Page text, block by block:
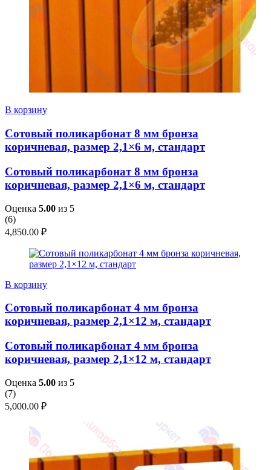
В корзину
Сотовый поликарбонат 8 мм бронза
коричневая, размер 2,1×6 м, стандарт
Сотовый поликарбонат 8 мм бронза
коричневая, размер 2,1×6 м, стандарт
Оценка 5.00 из 5
(6)
4,850.00 ₽
В корзину
Сотовый поликарбонат 4 мм бронза
коричневая, размер 2,1×12 м, стандарт
Сотовый поликарбонат 4 мм бронза
коричневая, размер 2,1×12 м, стандарт
Оценка 5.00 из 5
(7)
5,000.00 ₽